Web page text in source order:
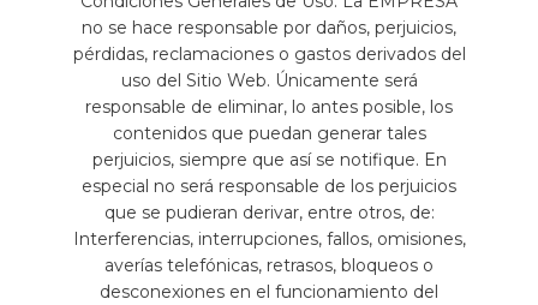
no se hace responsable por daños, perjuicios,
pérdidas, reclamaciones o gastos derivados del
uso del Sitio Web. Únicamente será
responsable de eliminar, lo antes posible, los
contenidos que puedan generar tales
perjuicios, siempre que así se notifique. En
especial no será responsable de los perjuicios
que se pudieran derivar, entre otros, de:
Interferencias, interrupciones, fallos, omisiones,
averías telefónicas, retrasos, bloqueos o
desconexiones en el funcionamiento del